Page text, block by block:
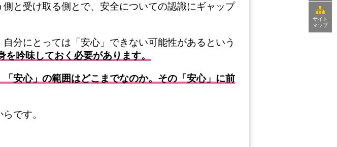
サイト
マップ
と受け取る側とで、安全についての認識にギャップ
分にとっては「安心」できない可能性があるという
を吟味しておく必要があります。
安心」の範囲はどこまでなのか。その「安心」に前
です。